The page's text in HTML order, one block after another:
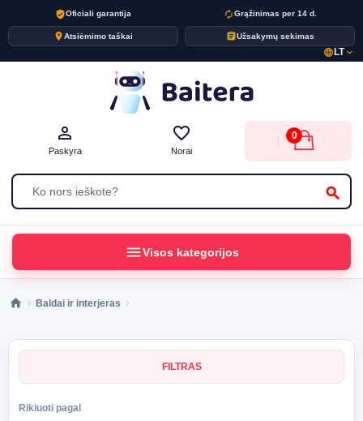
verified_userOficiali garantija autorenewGrąžinimas per 14 d.
placeAtsiėmimo taškai assignmentUžsakymų sekimas
language LTexpand_more
search
person_outline
Paskyra
favorite_border
Norai
0
menuVisos kategorijos
Baldai ir interjeras
FILTRAS
Rikiuoti pagal